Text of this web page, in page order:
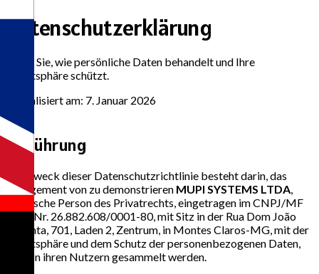
Datenschutzerklärung
Sehen Sie, wie persönliche Daten behandelt und Ihre
Privatsphäre schützt.
Aktualisiert am: 7. Januar 2026
Einführung
Der Zweck dieser Datenschutzrichtlinie besteht darin, das
Engagement von zu demonstrieren MUPI SYSTEMS LTDA,
juristische Person des Privatrechts, eingetragen im CNPJ/MF
unter Nr. 26.882.608/0001-80, mit Sitz in der Rua Dom João
Pimenta, 701, Laden 2, Zentrum, in Montes Claros-MG, mit der
Privatsphäre und dem Schutz der personenbezogenen Daten,
die von ihren Nutzern gesammelt werden.